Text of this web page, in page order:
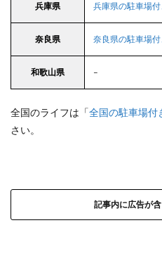
兵庫県 兵庫県の駐車場
奈良県 奈良県の駐車場
和歌山県 –
全国のライフは「全国の駐車場付
さい。
記事内に広告が含